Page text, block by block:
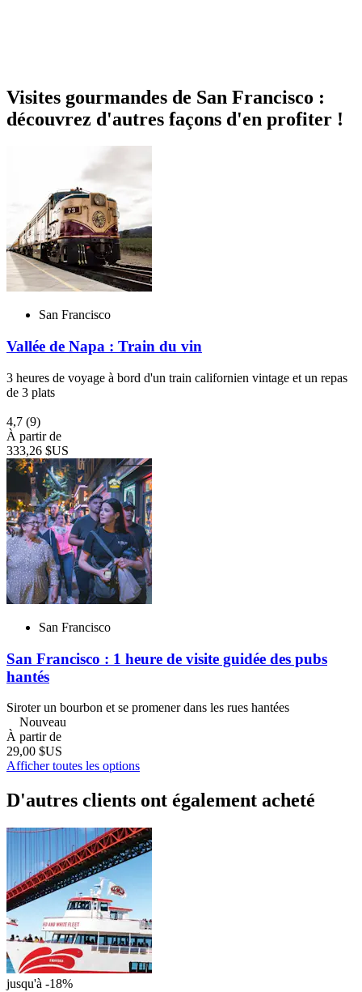
Visites gourmandes de San Francisco :
découvrez d'autres façons d'en profiter !
San Francisco
Vallée de Napa : Train du vin
3 heures de voyage à bord d'un train californien vintage et un repas
de 3 plats
4,7 (9)
À partir de
333,26 $US
San Francisco
San Francisco : 1 heure de visite guidée des pubs
hantés
Siroter un bourbon et se promener dans les rues hantées
Nouveau
À partir de
29,00 $US
Afficher toutes les options
D'autres clients ont également acheté
jusqu'à -18%